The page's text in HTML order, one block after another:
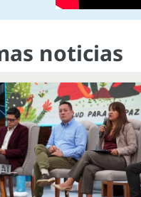
noticias